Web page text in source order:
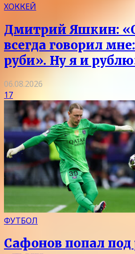
ХОККЕЙ
Дмитрий Яшкин:
всегда говорил
руби». Ну я и
06.08.2026
17
ФУТБОЛ
Сафонов попал под